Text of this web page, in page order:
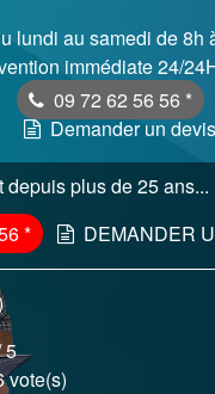
lundi au samedi de 8h
immédiate 24/
09 72 62 56 56 *
Demander un devis
depuis plus de 25 ans...
* DEMANDER
vote(s)